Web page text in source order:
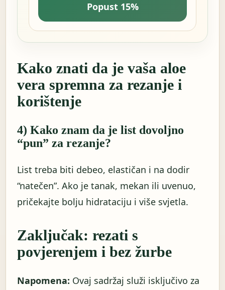
Popust 15%
Kako znati da je vaša aloe
vera spremna za rezanje i
korištenje
4) Kako znam da je list dovoljno
“pun” za rezanje?
List treba biti debeo, elastičan i na dodir
“natečen”. Ako je tanak, mekan ili uvenuo,
pričekajte bolju hidrataciju i više svjetla.
Zaključak: rezati s
povjerenjem i bez žurbe
Napomena: Ovaj sadržaj služi isključivo za